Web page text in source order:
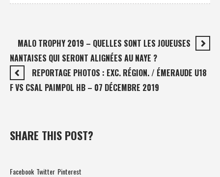
MALO TROPHY 2019 – QUELLES SONT LES JOUEUSES
NANTAISES QUI SERONT ALIGNÉES AU NAYE ?
REPORTAGE PHOTOS : EXC. RÉGION. / ÉMERAUDE U18
F VS CSAL PAIMPOL HB – 07 DÉCEMBRE 2019
SHARE THIS POST?
Facebook Twitter Pinterest